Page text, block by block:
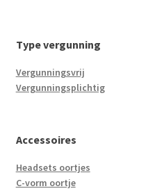
Type vergunning
Vergunningsvrij
Vergunningsplichtig
Accessoires
Headsets oortjes
C-vorm oortje